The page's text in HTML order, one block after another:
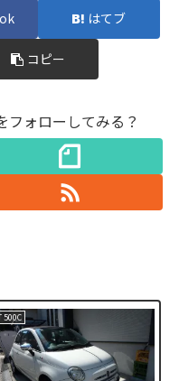
はてブ
コピー
フォローしてみる？
500C